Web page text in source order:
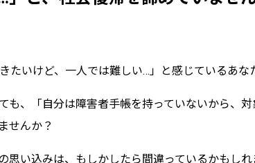
たいけど、一人では難しい…」と感じているあな
も、「自分は障害者手帳を持っていないから、
せんか？
思い込みは、もしかしたら間違っているかもしれ